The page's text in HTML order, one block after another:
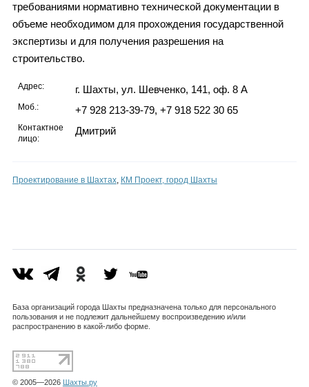
требованиями нормативно технической документации в
объеме необходимом для прохождения государственной
экспертизы и для получения разрешения на
строительство.
Адрес: г. Шахты, ул. Шевченко, 141, оф. 8 А
Моб.: +7 928 213-39-79, +7 918 522 30 65
Контактное
лицо:
Дмитрий
Проектирование в Шахтах, КМ Проект, город Шахты
База организаций города Шахты предназначена только для персонального
пользования и не подлежит дальнейшему воспроизведению и/или
распространению в какой-либо форме.
© 2005—2026 Шахты.ру